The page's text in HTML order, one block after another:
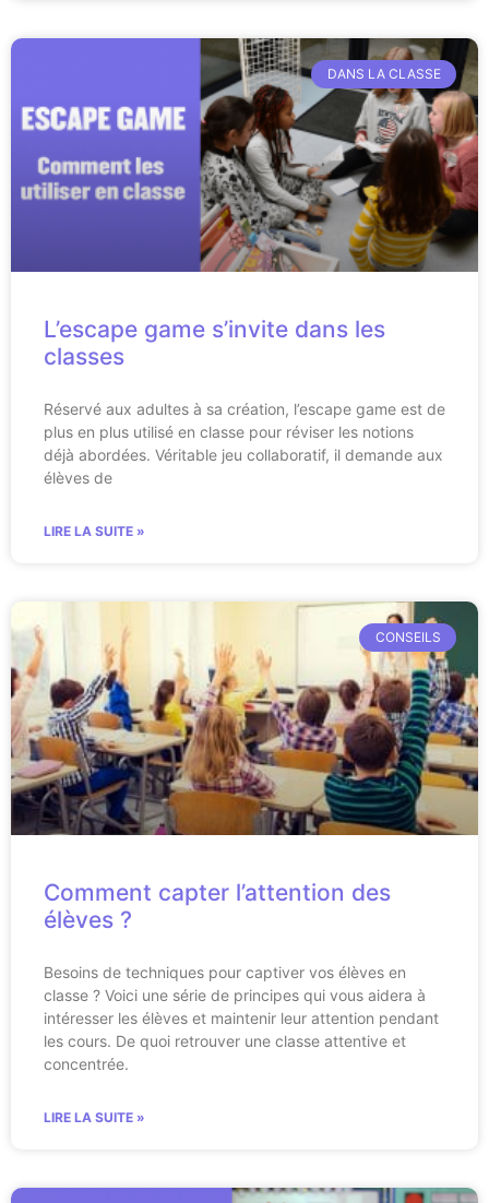
DANS LA CLASSE
L’escape game s’invite dans les
classes
Réservé aux adultes à sa création, l’escape game est de
plus en plus utilisé en classe pour réviser les notions
déjà abordées. Véritable jeu collaboratif, il demande aux
élèves de
LIRE LA SUITE »
CONSEILS
Comment capter l’attention des
élèves ?
Besoins de techniques pour captiver vos élèves en
classe ? Voici une série de principes qui vous aidera à
intéresser les élèves et maintenir leur attention pendant
les cours. De quoi retrouver une classe attentive et
concentrée.
LIRE LA SUITE »